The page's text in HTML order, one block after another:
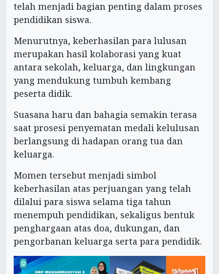
telah menjadi bagian penting dalam proses
pendidikan siswa.
Menurutnya, keberhasilan para lulusan
merupakan hasil kolaborasi yang kuat
antara sekolah, keluarga, dan lingkungan
yang mendukung tumbuh kembang
peserta didik.
Suasana haru dan bahagia semakin terasa
saat prosesi penyematan medali kelulusan
berlangsung di hadapan orang tua dan
keluarga.
Momen tersebut menjadi simbol
keberhasilan atas perjuangan yang telah
dilalui para siswa selama tiga tahun
menempuh pendidikan, sekaligus bentuk
penghargaan atas doa, dukungan, dan
pengorbanan keluarga serta para pendidik.